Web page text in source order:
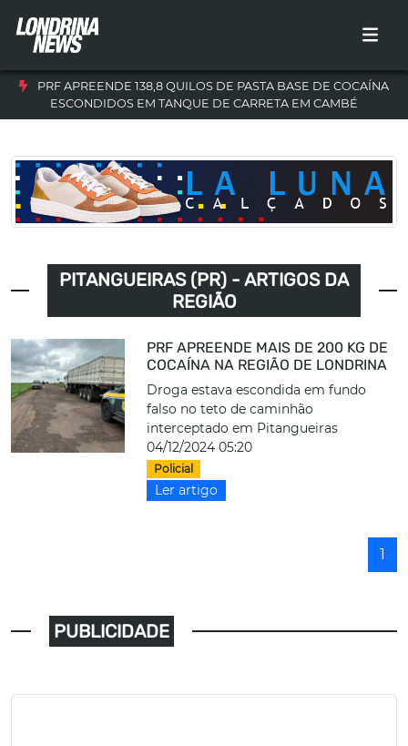
PRF APREENDE 138,8 QUILOS DE PASTA BASE DE COCAÍNA
ESCONDIDOS EM TANQUE DE CARRETA EM CAMBÉ
PITANGUEIRAS (PR) - ARTIGOS DA
REGIÃO
PRF APREENDE MAIS DE 200 KG DE
COCAÍNA NA REGIÃO DE LONDRINA
Droga estava escondida em fundo
falso no teto de caminhão
interceptado em Pitangueiras
04/12/2024 05:20
Policial
Ler artigo
1
PUBLICIDADE